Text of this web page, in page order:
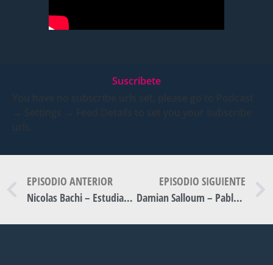
Suscribete
You have no subscribe urls set, please go to Podcast
→ Settings → Feed Details to set you your subscribe
urls.
EPISODIO ANTERIOR
Nicolas Bachi – Estudiante de posgrado.
EPISODIO SIGUIENTE
Damian Salloum – Pablo Garcia – JCI Bahía Blanca Líder Up | #FuturoPerfecto – 09/08